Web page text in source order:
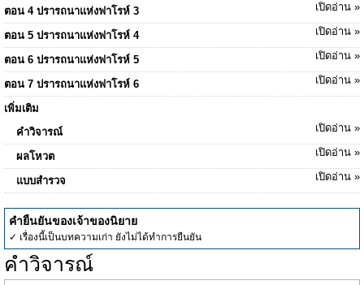
ตอน 4 ปรารถนาแห่งฟาโรห์ 3 เปิดอ่าน »
ตอน 5 ปรารถนาแห่งฟาโรห์ 4 เปิดอ่าน »
ตอน 6 ปรารถนาแห่งฟาโรห์ 5 เปิดอ่าน »
ตอน 7 ปรารถนาแห่งฟาโรห์ 6 เปิดอ่าน »
เพิ่มเติม
คำวิจารณ์
เปิดอ่าน »
ผลโหวต เปิดอ่าน »
แบบสำรวจ เปิดอ่าน »
คำยืนยันของเจ้าของนิยาย
✓ เรื่องนี้เป็นบทความเก่า ยังไม่ได้ทำการยืนยัน
คำวิจารณ์